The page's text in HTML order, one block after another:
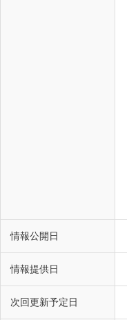
情報公開日
情報提供日
次回更新予定日